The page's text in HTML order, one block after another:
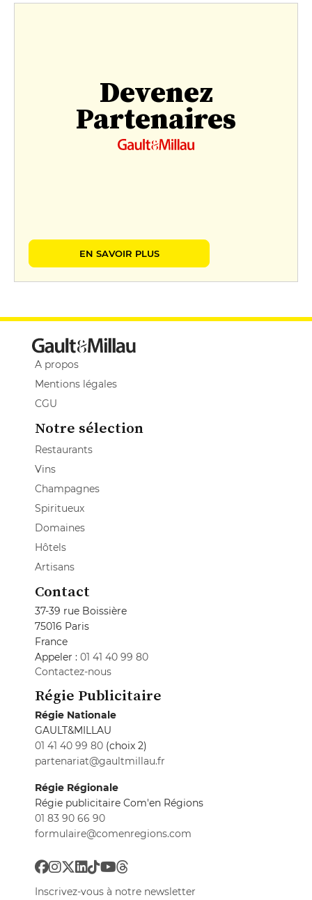
Devenez
Partenaires
EN SAVOIR PLUS
A propos
Mentions légales
CGU
Notre sélection
Restaurants
Vins
Champagnes
Spiritueux
Domaines
Hôtels
Artisans
Contact
37-39 rue Boissière
75016 Paris
France
Appeler : 01 41 40 99 80
Contactez-nous
Régie Publicitaire
Régie Nationale
GAULT&MILLAU
01 41 40 99 80 (choix 2)
partenariat@gaultmillau.fr
Régie Régionale
Régie publicitaire Com'en Régions
01 83 90 66 90
formulaire@comenregions.com
Inscrivez-vous à notre newsletter